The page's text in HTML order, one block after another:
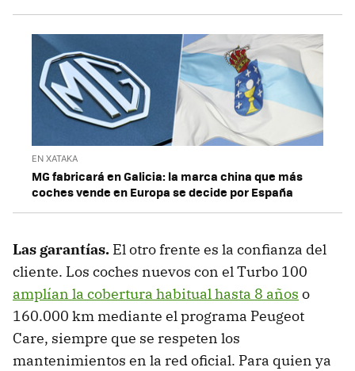
EN XATAKA
MG fabricará en Galicia: la marca china que más
coches vende en Europa se decide por España
Las garantías. El otro frente es la confianza del
cliente. Los coches nuevos con el Turbo 100
amplían la cobertura habitual hasta 8 años o
160.000 km mediante el programa Peugeot
Care, siempre que se respeten los
mantenimientos en la red oficial. Para quien ya